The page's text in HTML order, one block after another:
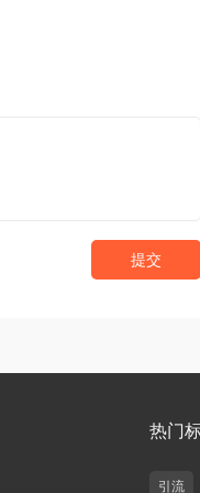
提交
热门
引流